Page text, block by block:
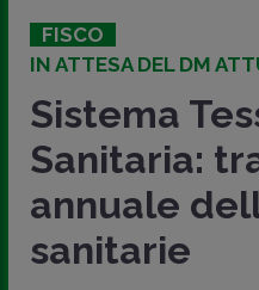
FISCO
IN ATTESA DEL DM
Sistema
Sanitaria:
annuale
sanitarie